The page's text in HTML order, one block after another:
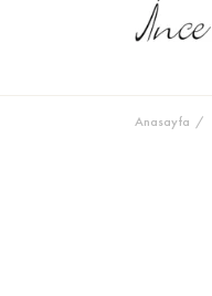
Anasayfa